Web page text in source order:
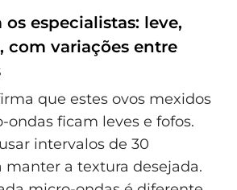
especialistas: leve,
com variações entre
que estes ovos mexidos
ondas ficam leves e fofos.
intervalos de 30
manter a textura desejada.